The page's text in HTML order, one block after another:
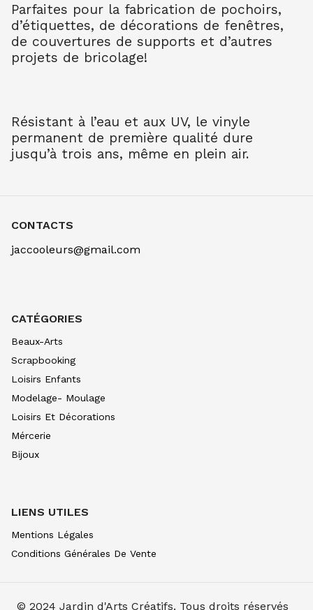
Parfaites pour la fabrication de pochoirs,
d’étiquettes, de décorations de fenêtres,
de couvertures de supports et d’autres
projets de bricolage!
Résistant à l’eau et aux UV, le vinyle
permanent de première qualité dure
jusqu’à trois ans, même en plein air.
CONTACTS
jaccooleurs@gmail.com
CATÉGORIES
Beaux-Arts
Scrapbooking
Loisirs Enfants
Modelage- Moulage
Loisirs Et Décorations
Mércerie
Bijoux
LIENS UTILES
Mentions Légales
Conditions Générales De Vente
© 2024 Jardin d'Arts Créatifs. Tous droits réservés